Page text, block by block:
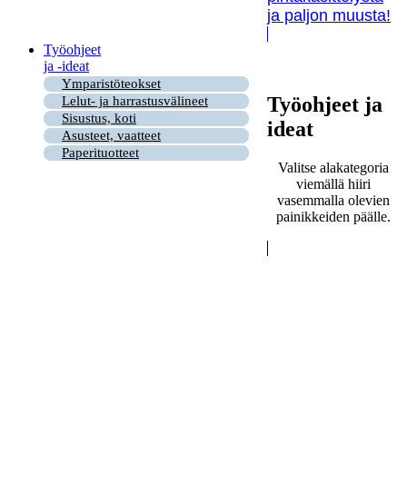
ja paljon muusta!
Työohjeet
ja -ideat
Ymparistöteokset
Lelut- ja harrastusvälineet
Sisustus, koti
Asusteet, vaatteet
Paperituotteet
Työohjeet ja
ideat
Valitse alakategoria
viemällä hiiri
vasemmalla olevien
painikkeiden päälle.